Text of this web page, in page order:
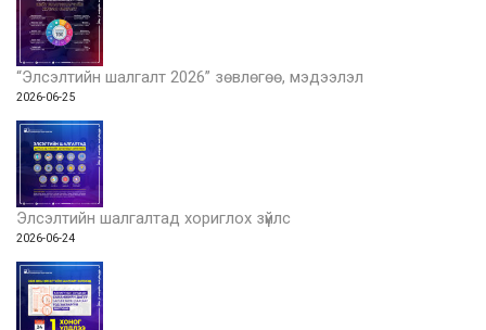
“Элсэлтийн шалгалт 2026” зөвлөгөө, мэдээлэл
2026-06-25
Элсэлтийн шалгалтад хориглох зүйлс
2026-06-24